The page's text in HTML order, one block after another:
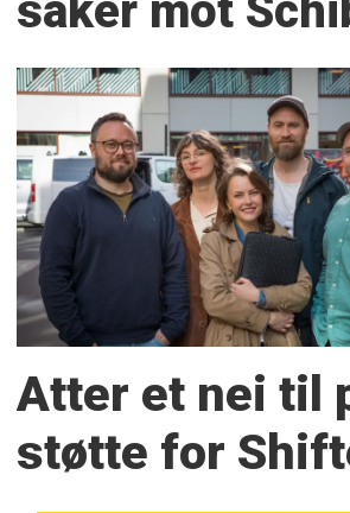
Atter et nei til
støtte for